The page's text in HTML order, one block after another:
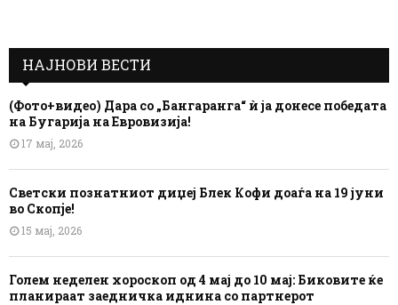
НАЈНОВИ ВЕСТИ
(Фото+видео) Дара со „Бангаранга“ ѝ ја донесе победата
на Бугарија на Евровизија!
17 мај, 2026
Светски познатниот диџеј Блек Кофи доаѓа на 19 јуни
во Скопје!
15 мај, 2026
Голем неделен хороскоп од 4 мај до 10 мај: Биковите ќе
планираат заедничка иднина со партнерот